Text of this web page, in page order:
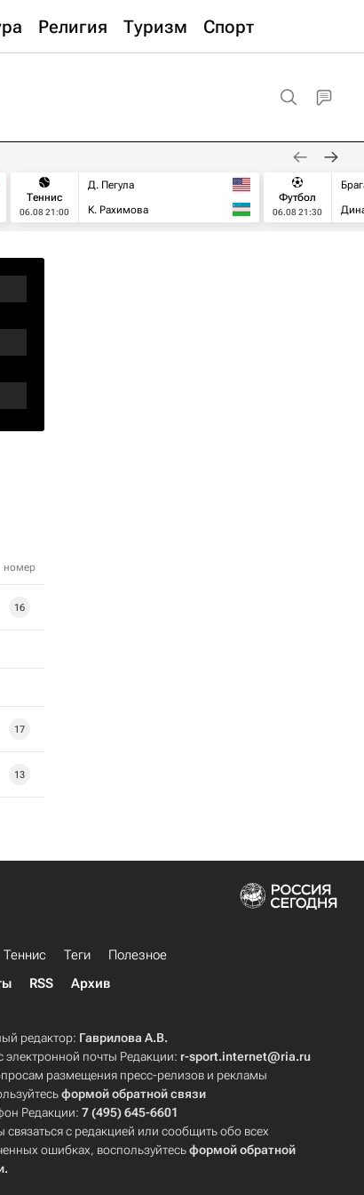
Религия Туризм Спорт
Теннис
06.08 21:00
Д. Пегула
К. Рахимова
Футбол
06.08 21:30
номер
16
17
13
Теннис Теги
Полезное
RSS Архив
редактор: Гаврилова А.В.
электронной почты Редакции: r-sport.internet@ria.ru
размещения пресс-релизов и рекламы
формой обратной связи
Редакции:7 (495) 645-6601
связаться с редакцией или сообщить обо всех
ошибках, воспользуйтесьформой обратной
.